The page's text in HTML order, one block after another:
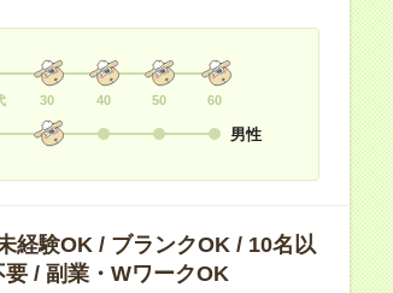
30 40 50 60
男性
経験OK / ブランクOK / 10名以
要 / 副業・WワークOK